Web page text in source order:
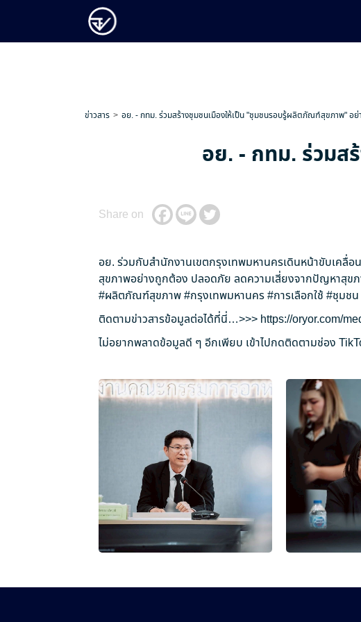
ข่าวสาร อย. - กทม. ร่วมสร้างชุมชนเมืองให้เป็น "ชุมชนรอบรู้ผลิตภัณฑ์สุขภาพ" อย่
อย. - กทม. ร่วมส
Share on
อย. ร่วมกับสำนักงานเขตกรุงเทพมหานครเดินหน้าขับเค
สุขภาพอย่างถูกต้อง ปลอดภัย ลดความเสี่ยงจากปัญหาสุข
#ผลิตภัณฑ์สุขภาพ#กรุงเทพมหานคร#การเลือกใช้ #ชุมชน
ติดตามข่าวสารข้อมูลต่อได้ที่นี่…>>> https://oryor.com/
ไม่อยากพลาดข้อมูลดี ๆ อีกเพียบ เข้าไปกดติดตามช่อง